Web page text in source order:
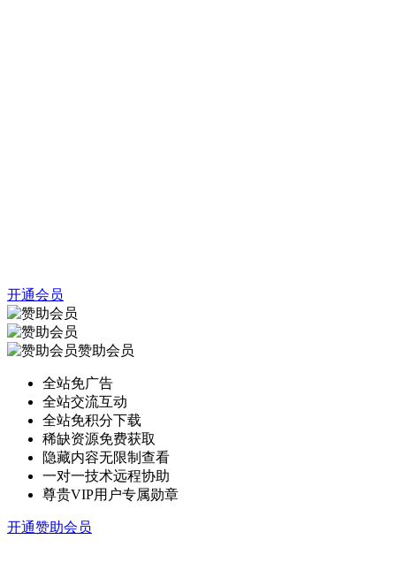
开通会员
赞助会员
全站免广告
全站交流互动
全站免积分下载
稀缺资源免费获取
隐藏内容无限制查看
一对一技术远程协助
尊贵VIP用户专属勋章
开通赞助会员